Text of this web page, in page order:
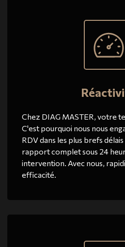
Chez DIAG MASTER, votre
C'est pourquoi nous nous
RDV dans les plus brefs
rapport complet sous 24
intervention. Avec nous,
efficacité.